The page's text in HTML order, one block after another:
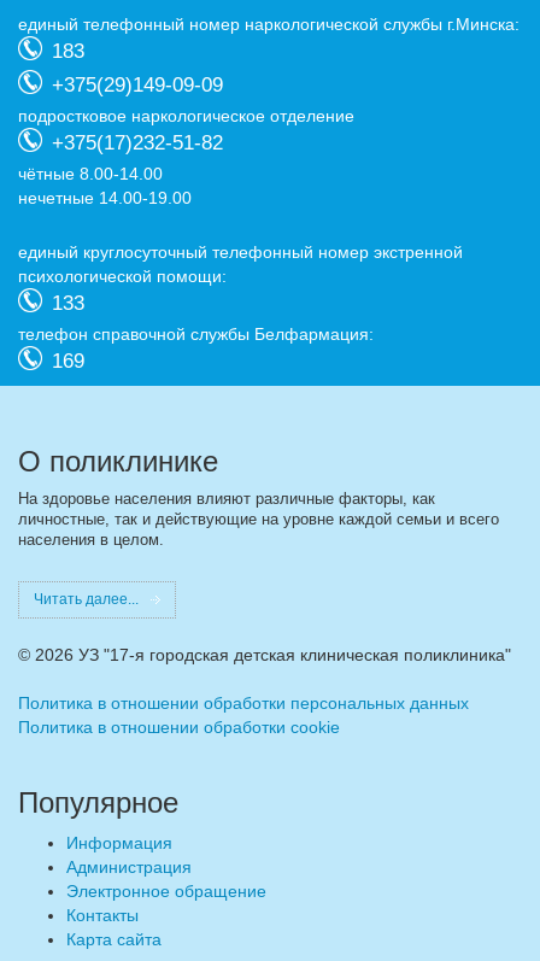
eдиный телефонный номер наркологической службы г.Минска:
183
+375(29)149-09-09
подростковое наркологическое отделение
+375(17)232-51-82
чётные 8.00-14.00
нечетные 14.00-19.00
eдиный круглосуточный телефонный номер экстренной
психологической помощи:
133
телефон справочной службы Белфармация:
169
О поликлинике
На здоровье населения влияют различные факторы, как
личностные, так и действующие на уровне каждой семьи и всего
населения в целом.
Читать далее...
© 2026 УЗ "17-я городская детская клиническая поликлиника"
Политика в отношении обработки персональных данных
Политика в отношении обработки cookie
Популярное
Информация
Администрация
Электронное обращение
Контакты
Карта сайта